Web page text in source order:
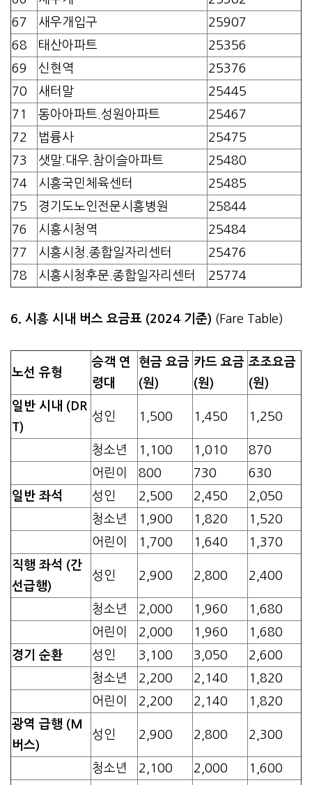
67
새우개입구
25907
68
태산아파트
25356
69
신현역
25376
70
새터말
25445
71
동아아파트.성원아파트
25467
72
법륭사
25475
73
샛말.대우.참이슬아파트
25480
74
시흥국민체육센터
25485
75
경기도노인전문시흥병원
25844
76
시흥시청역
25484
77
시흥시청.종합일자리센터
25476
78
시흥시청후문.종합일자리센터 25774
6. 시흥 시내 버스 요금표 (2024 기준) (Fare Table)
노선 유형
승객 연
령대
현금 요금
(원)
카드 요금
(원)
조조요금
(원)
일반 시내 (DR
T)
성인 1,500 1,450 1,250
청소년 1,100 1,010
870
어린이
800 730
630
일반 좌석
성인 2,500 2,450
2,050
청소년
1,900 1,820
1,520
어린이
1,700 1,640
1,370
직행 좌석 (간
선급행)
성인 2,900 2,800 2,400
청소년 2,000 1,960
1,680
어린이
2,000 1,960
1,680
경기 순환
성인 3,100 3,050
2,600
청소년
2,200 2,140
1,820
어린이
2,200 2,140
1,820
광역 급행 (M
버스)
성인 2,900 2,800 2,300
청소년 2,100 2,000
1,600